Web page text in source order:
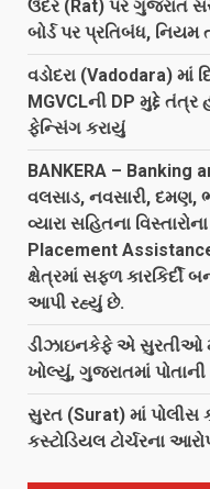
ઉંદર (Rat) પર ગુજરાત
બોર્ડ પર પ્રતિબંધ, નિયમ
વડોદરા (Vadodara)
MGVCLની DP મુદ્દે
ફેન્સિંગ કરાયું
BANKERA – Banking
વલસાડ, નવસારી,
વ્યારા સહિતના
Placement
ક્ષેત્રમાં સફળ કારકિર્દી
આપી રહ્યું છે.
ડીઝાઇનકેફે એ સુરતીઓ
ખોલ્યું, ગુજરાતમાં
સુરત (Surat) માં પોલીસ
કસ્ટોડિયલ ટોર્ચરના